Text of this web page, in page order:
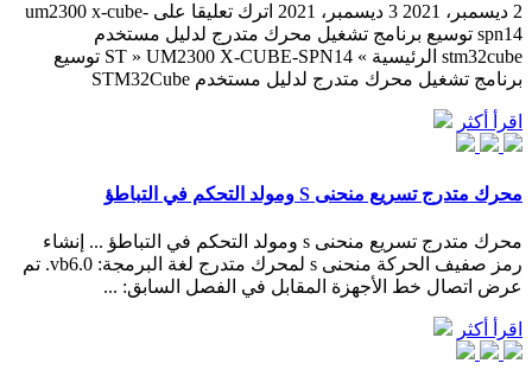
2 ديسمبر، 2021 3 ديسمبر، 2021 اترك تعليقا على um2300 x-cube-
spn14 توسيع برنامج تشغيل محرك متدرج لدليل مستخدم
stm32cube الرئيسية » ST » UM2300 X-CUBE-SPN14 توسيع
برنامج تشغيل محرك متدرج لدليل مستخدم STM32Cube
اقرأ أكثر
محرك متدرج تسريع منحنى S ومولد التحكم في التباطؤ
محرك متدرج تسريع منحنى s ومولد التحكم في التباطؤ ... إنشاء
رمز صفيف الحركة منحنى s لمحرك متدرج لغة البرمجة: vb6.0. تم
عرض اتصال خط الأجهزة المقابل في الفصل السابق: ...
اقرأ أكثر